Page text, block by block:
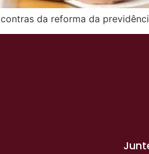
da reforma da